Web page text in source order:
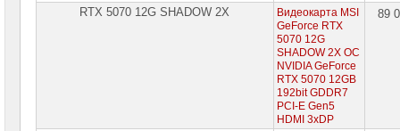
RTX 5070 12G SHADOW 2X
Видеокарта MSI
GeForce RTX
5070 12G
SHADOW 2X OC
NVIDIA GeForce
RTX 5070 12GB
192bit GDDR7
PCI-E Gen5
HDMI 3xDP
89